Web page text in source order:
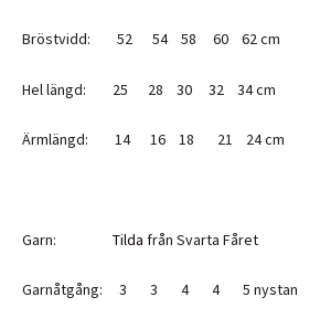
Bröstvidd: 52 54 58 60 62 cm
Hel längd: 25 28 30 32 34 cm
Ärmlängd: 14 16 18 21 24 cm
Garn: Tilda från Svarta Fåret
Garnåtgång: 3 3 4 4 5 nystan